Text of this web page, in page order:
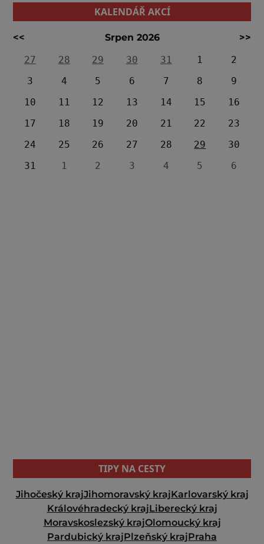
KALENDÁŘ AKCÍ
<< Srpen 2026
>>
27
28 29 30 31 1
2
3
4 5 6 7 8
9
10
11 12 13 14 15
16
17
18 19 20 21 22
23
24
25 26 27 28 29
30
31
1 2 3 4 5 6
TIPY NA CESTY
Jihočeský krajJihomoravský krajKarlovarský kraj
Královéhradecký krajLiberecký kraj
Moravskoslezský krajOlomoucký kraj
Pardubický krajPlzeňský krajPraha